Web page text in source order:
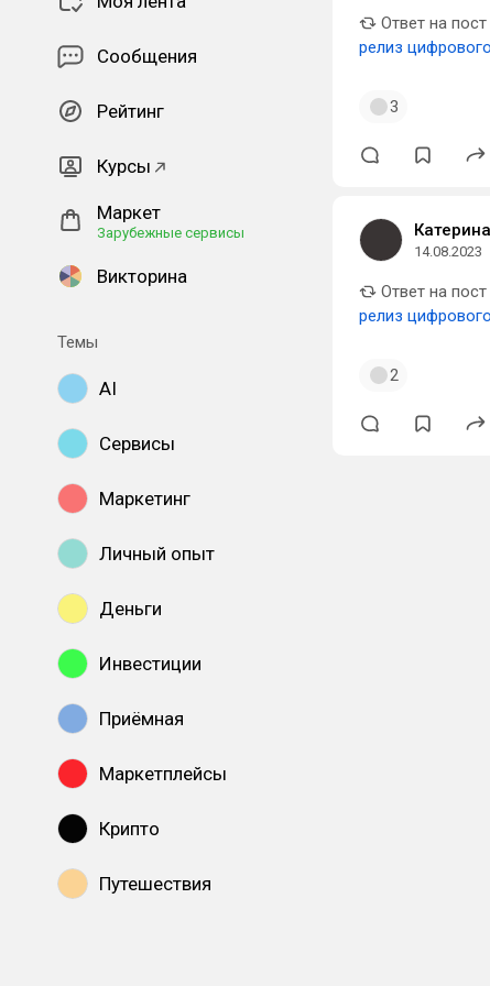
Сообщения
Рейтинг
Курсы
Маркет
Зарубежные сервисы
Викторина
Темы
AI
Сервисы
Маркетинг
Личный опыт
Деньги
Инвестиции
Приёмная
Маркетплейсы
Крипто
Путешествия
Ответ на пост
релиз
3
14.08.2023
Ответ на пост
релиз
2